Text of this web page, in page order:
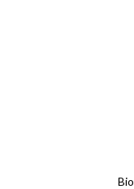
Bio